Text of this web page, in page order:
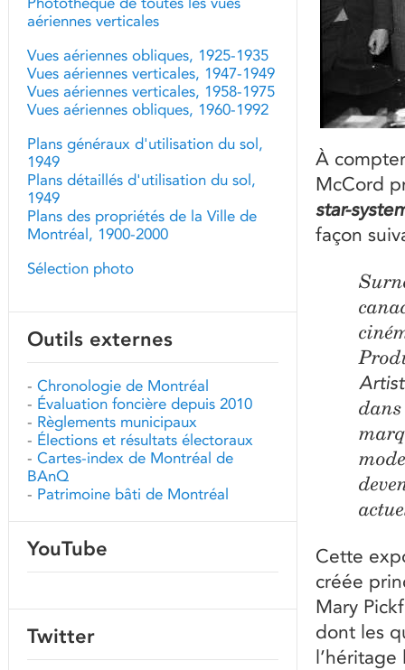
À
McCord
star-
façon
Cette
créée
Mary
dont les
l’héritage
aériennes verticales
Vues aériennes obliques, 1925-1935
Vues aériennes verticales, 1947-1949
Vues aériennes verticales, 1958-1975
Vues aériennes obliques, 1960-1992
Plans généraux d'utilisation du sol,
1949
Plans détaillés d'utilisation du sol,
1949
Plans des propriétés de la Ville de
Montréal, 1900-2000
Sélection photo
Outils externes
- Chronologie de Montréal
- Évaluation foncière depuis 2010
- Règlements municipaux
- Élections et résultats électoraux
- Cartes-index de Montréal de
BAnQ
- Patrimoine bâti de Montréal
YouTube
Twitter